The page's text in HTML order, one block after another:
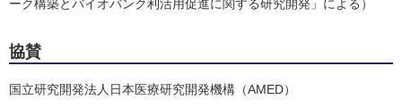
ーク構築とバイオバンク利活用促進に関する研究開発」による）
協賛
国立研究開発法人日本医療研究開発機構（AMED）